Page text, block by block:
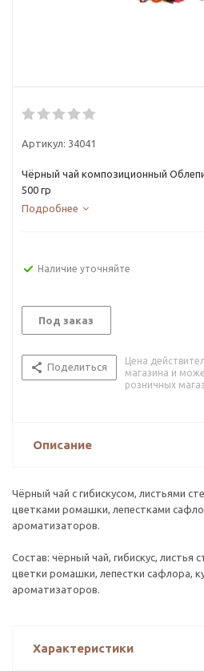
Артикул: 34041
Чёрный чай композиционный
500 гр
Подробнее
Наличие уточняйте
Под заказ
Поделиться
Цена
магазина и
розничных
Описание
Чёрный чай с гибискусом, листьями
цветками ромашки, лепестками
ароматизаторов.
Состав: чёрный чай, гибискус, листья
цветки ромашки, лепестки сафлора,
ароматизаторов.
Характеристики